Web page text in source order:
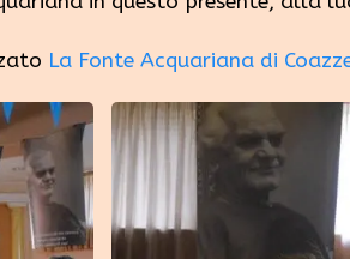
La Fonte Acquariana di